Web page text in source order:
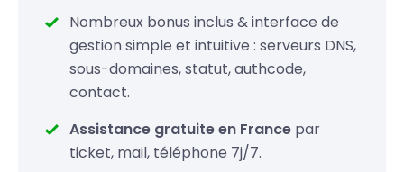
Nombreux bonus inclus & interface de
gestion simple et intuitive : serveurs DNS,
sous-domaines, statut, authcode,
contact.
Assistance gratuite en France par
ticket, mail, téléphone 7j/7.